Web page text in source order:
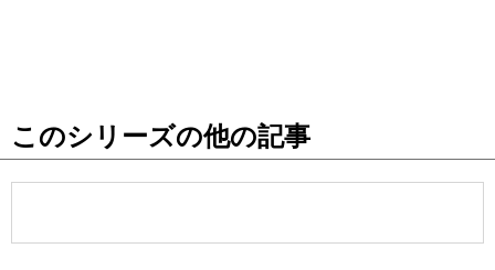
お知らせ
このシリーズの他の記事